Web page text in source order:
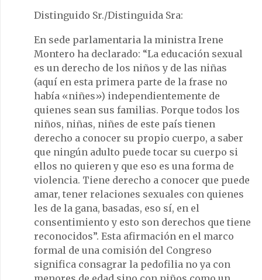
Distinguido Sr./Distinguida Sra:
En sede parlamentaria la ministra Irene
Montero ha declarado: “La educación sexual
es un derecho de los niños y de las niñas
(aquí en esta primera parte de la frase no
había «niñes») independientemente de
quienes sean sus familias. Porque todos los
niños, niñas, niñes de este país tienen
derecho a conocer su propio cuerpo, a saber
que ningún adulto puede tocar su cuerpo si
ellos no quieren y que eso es una forma de
violencia. Tiene derecho a conocer que puede
amar, tener relaciones sexuales con quienes
les de la gana, basadas, eso sí, en el
consentimiento y esto son derechos que tiene
reconocidos”. Esta afirmación en el marco
formal de una comisión del Congreso
significa consagrar la pedofilia no ya con